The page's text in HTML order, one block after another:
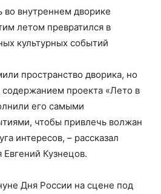
во внутреннем дворике
летом превратился в
культурных событий
пространство дворика, но
проекта «Лето в
его самыми
чтобы привлечь волжан
интересов, – рассказал
Кузнецов.
Дня России на сцене под